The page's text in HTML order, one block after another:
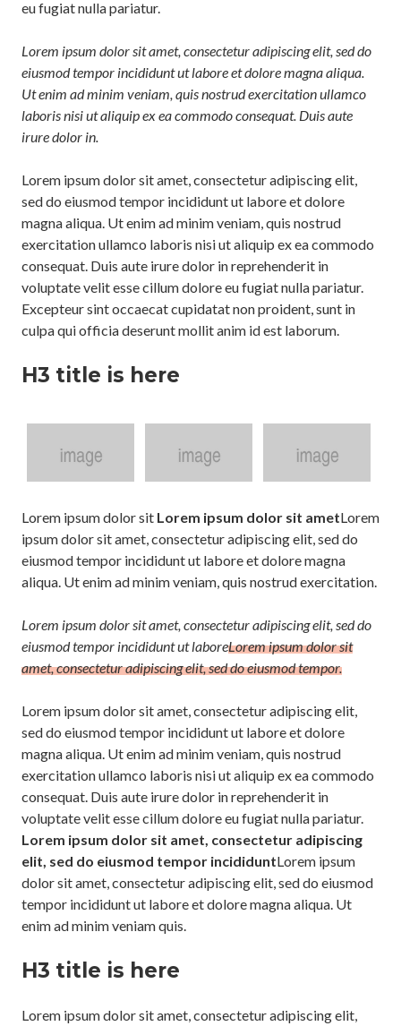
eu fugiat nulla pariatur.
Lorem ipsum dolor sit amet, consectetur adipiscing elit, sed do
eiusmod tempor incididunt ut labore et dolore magna aliqua.
Ut enim ad minim veniam, quis nostrud exercitation ullamco
laboris nisi ut aliquip ex ea commodo consequat. Duis aute
irure dolor in.
Lorem ipsum dolor sit amet, consectetur adipiscing elit,
sed do eiusmod tempor incididunt ut labore et dolore
magna aliqua. Ut enim ad minim veniam, quis nostrud
exercitation ullamco laboris nisi ut aliquip ex ea commodo
consequat. Duis aute irure dolor in reprehenderit in
voluptate velit esse cillum dolore eu fugiat nulla pariatur.
Excepteur sint occaecat cupidatat non proident, sunt in
culpa qui officia deserunt mollit anim id est laborum.
H3 title is here
Lorem ipsum dolor sit Lorem ipsum dolor sit ametLorem
ipsum dolor sit amet, consectetur adipiscing elit, sed do
eiusmod tempor incididunt ut labore et dolore magna
aliqua. Ut enim ad minim veniam, quis nostrud exercitation.
Lorem ipsum dolor sit amet, consectetur adipiscing elit, sed do
eiusmod tempor incididunt ut laboreLorem ipsum dolor sit
amet, consectetur adipiscing elit, sed do eiusmod tempor.
Lorem ipsum dolor sit amet, consectetur adipiscing elit,
sed do eiusmod tempor incididunt ut labore et dolore
magna aliqua. Ut enim ad minim veniam, quis nostrud
exercitation ullamco laboris nisi ut aliquip ex ea commodo
consequat. Duis aute irure dolor in reprehenderit in
voluptate velit esse cillum dolore eu fugiat nulla pariatur.
Lorem ipsum dolor sit amet, consectetur adipiscing
elit, sed do eiusmod tempor incididuntLorem ipsum
dolor sit amet, consectetur adipiscing elit, sed do eiusmod
tempor incididunt ut labore et dolore magna aliqua. Ut
enim ad minim veniam quis.
H3 title is here
Lorem ipsum dolor sit amet, consectetur adipiscing elit,